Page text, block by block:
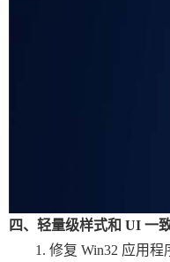
四、轻量级样式和 UI 一
修复 Win32 应用